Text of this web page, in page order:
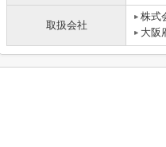
取扱会社
株式
大阪